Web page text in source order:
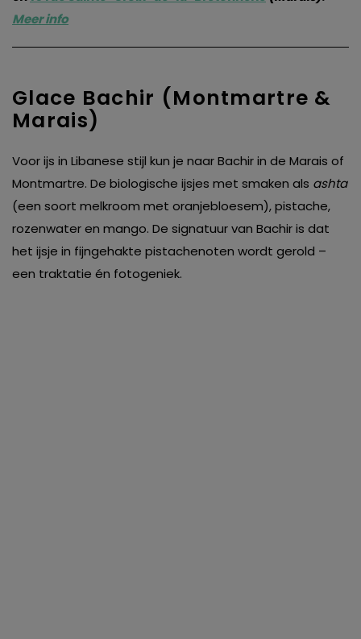
Meer info
Glace Bachir (Montmartre &
Marais)
Voor ijs in Libanese stijl kun je naar Bachir in de Marais of
Montmartre. De biologische ijsjes met smaken als ashta
(een soort melkroom met oranjebloesem), pistache,
rozenwater en mango. De signatuur van Bachir is dat
het ijsje in fijngehakte pistachenoten wordt gerold –
een traktatie én fotogeniek.